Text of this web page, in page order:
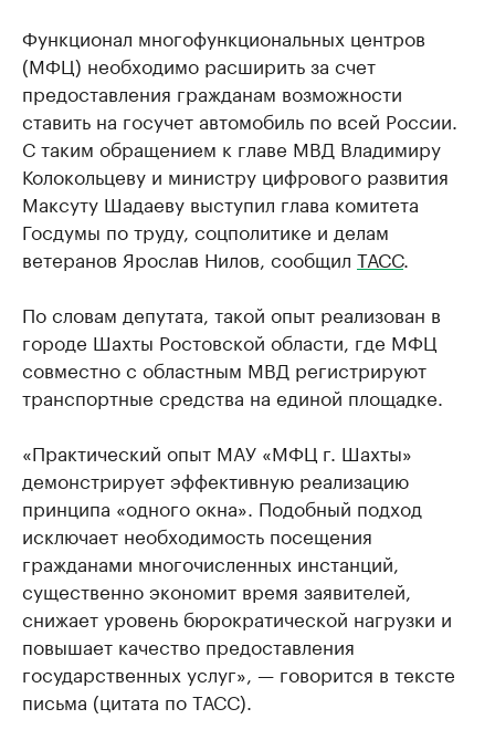
Функционал многофункциональных центров
(МФЦ) необходимо расширить за счет
предоставления гражданам возможности
ставить на госучет автомобиль по всей России.
С таким обращением к главе МВД Владимиру
Колокольцеву и министру цифрового развития
Максуту Шадаеву выступил глава комитета
Госдумы по труду, соцполитике и делам
ветеранов Ярослав Нилов, сообщил ТАСС.
По словам депутата, такой опыт реализован в
городе Шахты Ростовской области, где МФЦ
совместно с областным МВД регистрируют
транспортные средства на единой площадке.
«Практический опыт МАУ «МФЦ г. Шахты»
демонстрирует эффективную реализацию
принципа «одного окна». Подобный подход
исключает необходимость посещения
гражданами многочисленных инстанций,
существенно экономит время заявителей,
снижает уровень бюрократической нагрузки и
повышает качество предоставления
государственных услуг», — говорится в тексте
письма (цитата по ТАСС).